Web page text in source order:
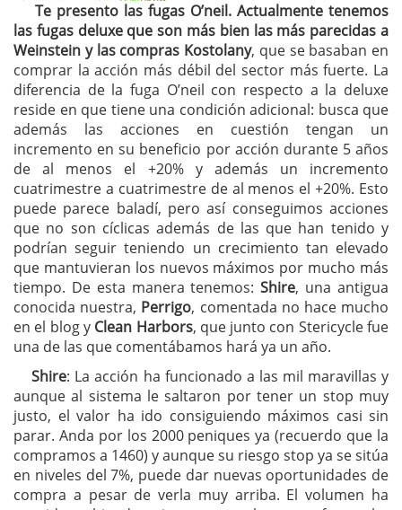
Te presento las fugas O’neil. Actualmente tenemos
las fugas deluxe que son más bien las más parecidas a
Weinstein y las compras Kostolany, que se basaban en
comprar la acción más débil del sector más fuerte. La
diferencia de la fuga O’neil con respecto a la deluxe
reside en que tiene una condición adicional: busca que
además las acciones en cuestión tengan un
incremento en su beneficio por acción durante 5 años
de al menos el +20% y además un incremento
cuatrimestre a cuatrimestre de al menos el +20%. Esto
puede parece baladí, pero así conseguimos acciones
que no son cíclicas además de las que han tenido y
podrían seguir teniendo un crecimiento tan elevado
que mantuvieran los nuevos máximos por mucho más
tiempo. De esta manera tenemos:Shire, una antigua
conocida nuestra, Perrigo, comentada no hace mucho
en el blog y Clean Harbors, que junto con Stericycle fue
una de las que comentábamos hará ya un año.
Shire: La acción ha funcionado a las mil maravillas y
aunque al sistema le saltaron por tener un stop muy
justo, el valor ha ido consiguiendo máximos casi sin
parar. Anda por los 2000 peniques ya (recuerdo que la
compramos a 1460) y aunque su riesgo stop ya se sitúa
en niveles del 7%, puede dar nuevas oportunidades de
compra a pesar de verla muy arriba. El volumen ha